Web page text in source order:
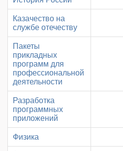
Казачество на
службе отечеству
Пакеты
прикладных
программ для
профессиональной
деятельности
Разработка
программных
приложений
Физика